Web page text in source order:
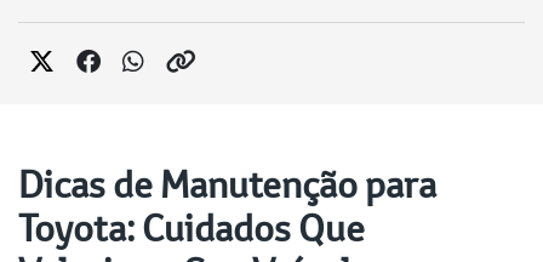
Dicas de Manutenção para
Toyota: Cuidados Que